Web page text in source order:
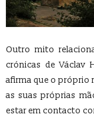
Outro mito
crónicas de Václav
afirma que o próprio
as suas próprias
estar em contacto